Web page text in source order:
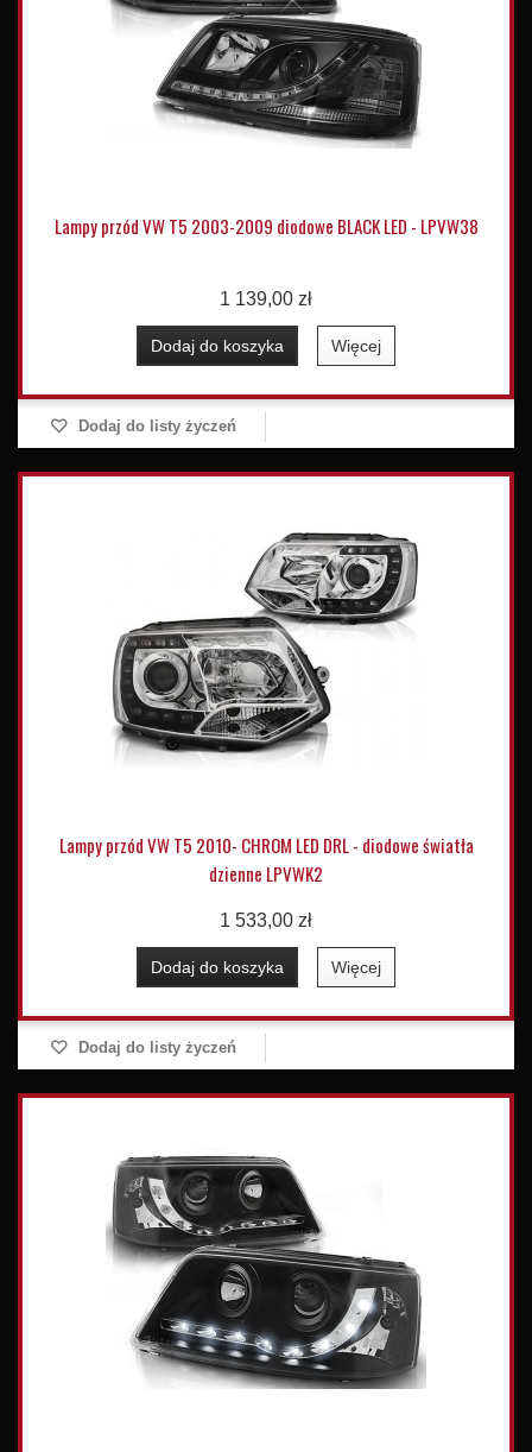
Lampy przód VW T5 2003-2009 diodowe BLACK LED - LPVW38
1 139,00 zł
Dodaj do koszyka Więcej
Dodaj do listy życzeń
Lampy przód VW T5 2010- CHROM LED DRL - diodowe światła
dzienne LPVWK2
1 533,00 zł
Dodaj do koszyka Więcej
Dodaj do listy życzeń